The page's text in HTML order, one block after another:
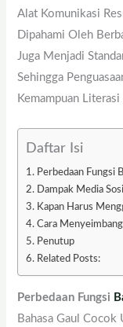
Alat Komunikasi
Dipahami Oleh
Juga Menjadi
Sehingga
Kemampuan Literasi
Daftar Isi
Perbedaan Fungsi
Dampak Media
Kapan Harus
Cara
Penutup
Related Posts:
Perbedaan Fungsi
Bahasa Gaul